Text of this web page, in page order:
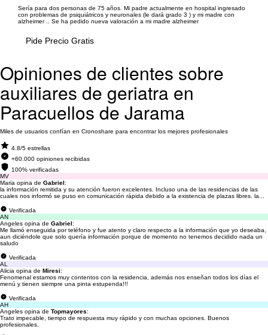
Sería para dos personas de 75 años. Mi padre actualmente en hospital ingresado
con problemas de psiquiátricos y neuronales (le dará grado 3 ) y mi madre con
alzheimer .. Se ha pedido nueva valoración a mi madre alzheimer
Pide Precio Gratis
Opiniones de clientes sobre
auxiliares de geriatra en
Paracuellos de Jarama
Miles de usuarios confían en Cronoshare para encontrar los mejores profesionales
4.8/5 estrellas
+60.000 opiniones recibidas
100% verificadas
MV
Maria opina de Gabriel:
la información remitida y su atención fueron excelentes. Incluso una de las residencias de las
cuales nos informó se puso en comunicación rápida debido a la existencia de plazas libres. la...
Verificada
AN
Angeles opina de Gabriel:
Me llamó enseguida por teléfono y fue atento y claro respecto a la información que yo deseaba,
aun diciéndole que solo quería información porque de momento no tenemos decidido nada un
saludo
Verificada
AL
Alicia opina de Miresi:
Fenomenal estamos muy contentos con la residencia, además nos enseñan todos los días el
menú y tienen siempre una pinta estupenda!!!
Verificada
AH
Angeles opina de Topmayores:
Trato impecable, tiempo de respuesta muy rápido y con muchas opciones. Buenos
profesionales.